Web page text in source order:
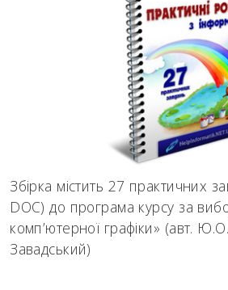
Збірка містить 27 практичних
DOC) до програма курсу за
комп’ютерної графіки» (авт.
Завадський)